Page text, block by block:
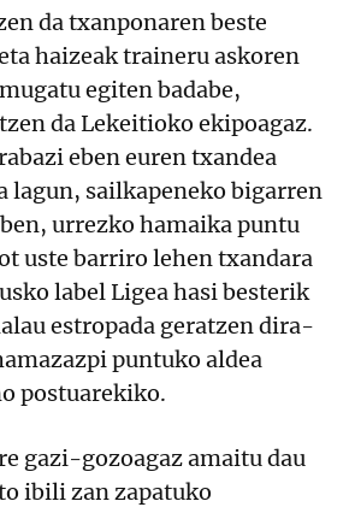
da txanponaren beste
haizeak traineru askoren
egiten badabe,
da Lekeitioko ekipoagaz.
eben euren txandea
lagun, sailkapeneko bigarren
urrezko hamaika puntu
uste barriro lehen txandara
label Ligea hasi besterik
estropada geratzen dira-
puntuko aldea
postuarekiko.
gazi-gozoagaz amaitu dau
ibili zan zapatuko